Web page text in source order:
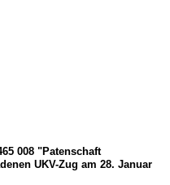
008 "Patenschaft
UKV-Zug am 28. Januar